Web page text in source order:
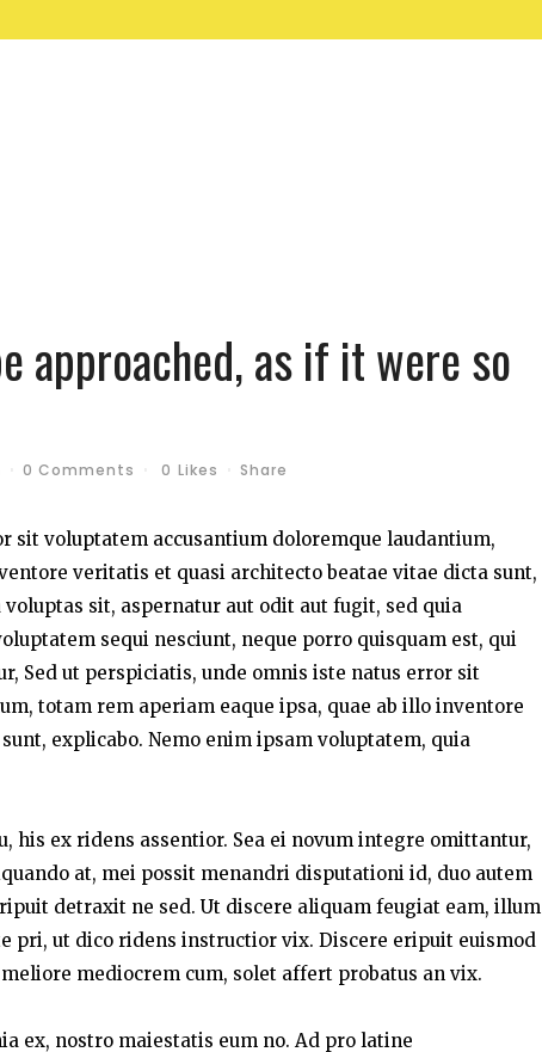
approached, as if it were so
0 Comments 0 Likes Share
sit voluptatem accusantium doloremque laudantium,
veritatis et quasi architecto beatae vitae dicta sunt,
sit, aspernatur aut odit aut fugit, sed quia
sequi nesciunt, neque porro quisquam est, qui
Sed ut perspiciatis, unde omnis iste natus error sit
totam rem aperiam eaque ipsa, quae ab illo inventore
explicabo. Nemo enim ipsam voluptatem, quia
his ex ridens assentior. Sea ei novum integre omittantur,
at, mei possit menandri disputationi id, duo autem
detraxit ne sed. Ut discere aliquam feugiat eam, illum
pri, ut dico ridens instructior vix. Discere eripuit euismod
mediocrem cum, solet affert probatus an vix.
ex, nostro maiestatis eum no. Ad pro latine